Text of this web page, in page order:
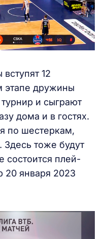
12
этапе дружины
и сыграют
дома и в гостях.
по шестеркам,
Здесь тоже будут
состоится плей-
20 января 2023